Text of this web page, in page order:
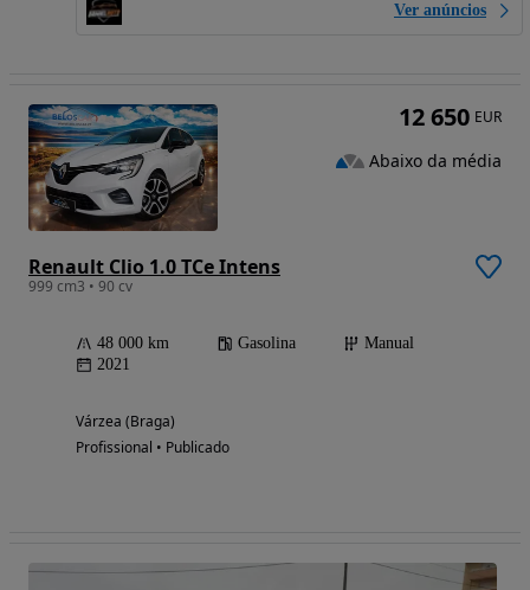
Ver anúncios
Renault Clio 1.0 TCe Intens
999 cm3 • 90 cv
48 000 km Gasolina
Manual
2021
Várzea (Braga)
Profissional • Publicado
12 650 EUR
Abaixo da média